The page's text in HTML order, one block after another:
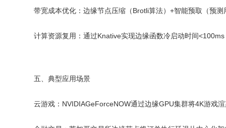
带宽成本优化：边缘节点压缩（Brotli算法）+智能预取（预
计算资源复用：通过Knative实现边缘函数冷启动时间
五、典型应用场景
云游戏：NVIDIAGeForceNOW通过边缘GPU集群将4K游戏